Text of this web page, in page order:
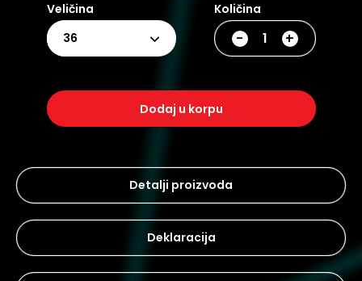
Veličina
36
Količina
- +
dodaj u korpu
Detalji proizvoda
Deklaracija